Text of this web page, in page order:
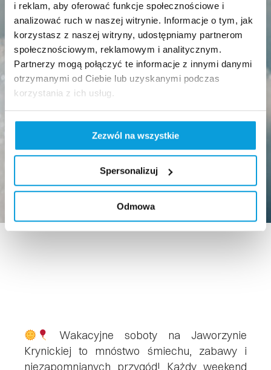
i reklam, aby oferować funkcje społecznościowe i
analizować ruch w naszej witrynie. Informacje o tym, jak
korzystasz z naszej witryny, udostępniamy partnerom
społecznościowym, reklamowym i analitycznym.
Partnerzy mogą połączyć te informacje z innymi danymi
otrzymanymi od Ciebie lub uzyskanymi podczas
korzystania z ich usług.
Zezwól na wszystkie
Spersonalizuj
Odmowa
Wakacyjne soboty na Jaworzynie
Krynickiej to mnóstwo śmiechu, zabawy i
niezapomnianych przygód! Każdy weekend